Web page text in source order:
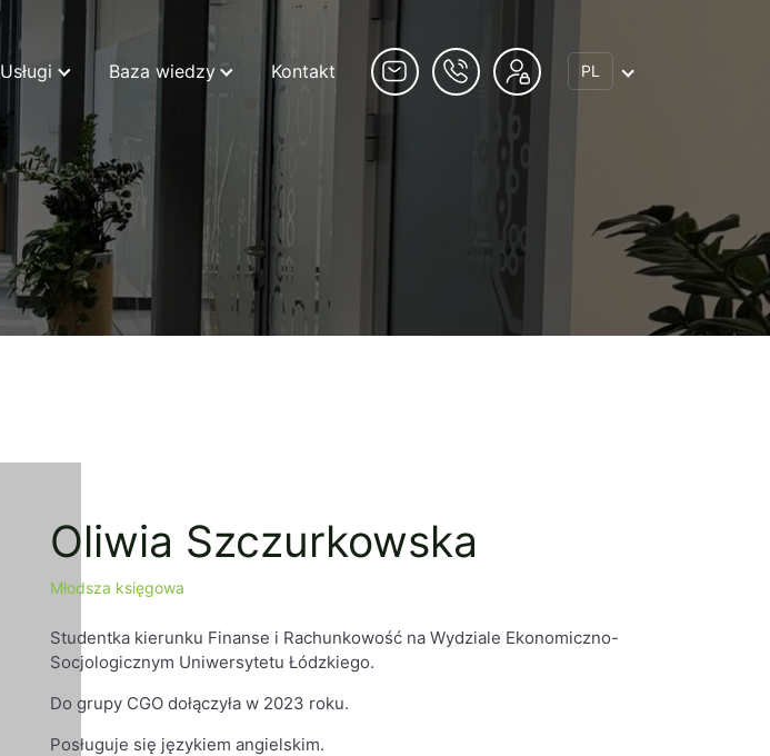
Usługi Baza wiedzy Kontakt PL
Oliwia Szczurkowska
Młodsza księgowa
Studentka kierunku Finanse i Rachunkowość na Wydziale Ekonomiczno-
Socjologicznym Uniwersytetu Łódzkiego.
Do grupy CGO dołączyła w 2023 roku.
Posługuje się językiem angielskim.